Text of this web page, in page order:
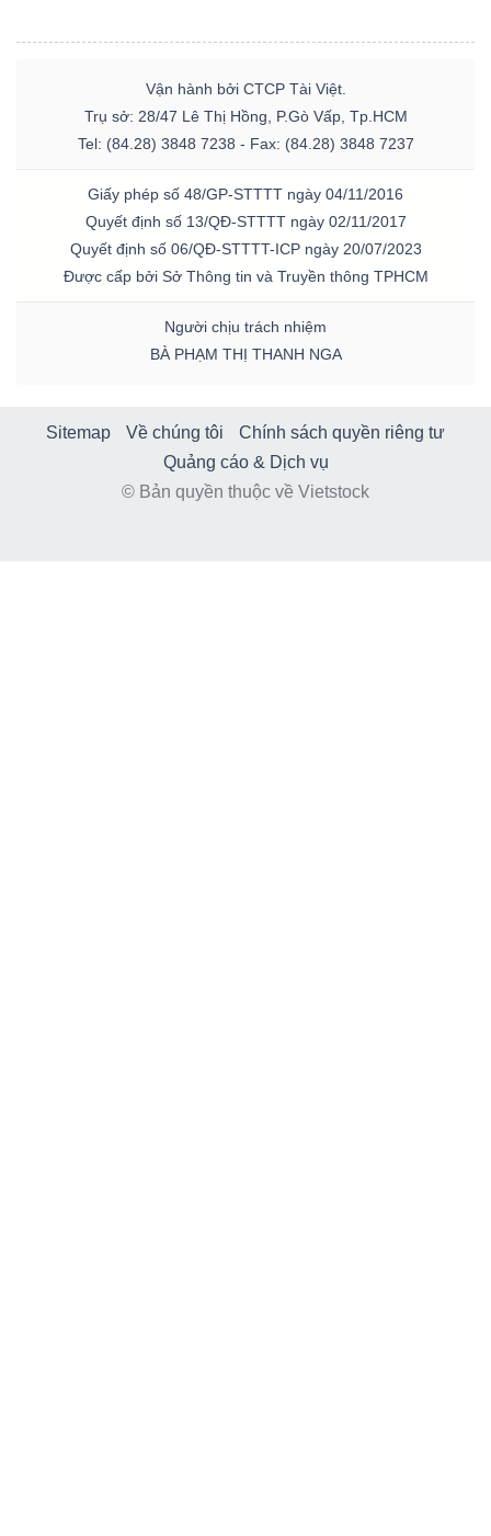
Vận hành bởi CTCP Tài Việt.
Trụ sở: 28/47 Lê Thị Hồng, P.Gò Vấp, Tp.HCM
Tel: (84.28) 3848 7238 - Fax: (84.28) 3848 7237
Giấy phép số 48/GP-STTTT ngày 04/11/2016
Quyết định số 13/QĐ-STTTT ngày 02/11/2017
Quyết định số 06/QĐ-STTTT-ICP ngày 20/07/2023
Được cấp bởi Sở Thông tin và Truyền thông TPHCM
Người chịu trách nhiệm
BÀ PHẠM THỊ THANH NGA
Sitemap Về chúng tôi
Chính sách quyền riêng tư
Quảng cáo & Dịch vụ
© Bản quyền thuộc về Vietstock